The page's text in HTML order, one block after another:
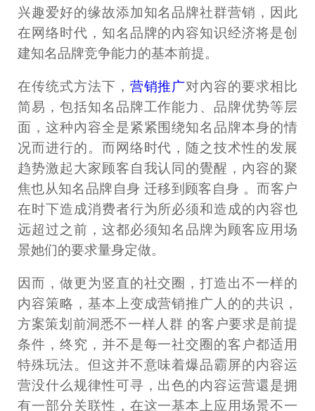
兴趣爱好的缘故添加知名品牌社群营销，因此
在网络时代，知名品牌的內容知识经济将是创
建知名品牌竞争能力的基本前提。
在传统式方法下， 营销推广对內容的要求相比
简易，包括知名品牌工作能力、品牌优势等层
面，这种內容全是紧紧围绕知名品牌本身的情
况而进行的。而网络时代，随之技术性的发展
趋势激起大家顾客自我认同的覺醒，內容的聚
焦也从知名品牌自身 迁移到顾客自身 。而客户
在时下造成消费者行为所必须和造成的內容也
远超过之前，这都必须知名品牌为顾客应用场
景她们的要求量身定做。
因而，做更为竖直的社交圈，打造出不一样的
内容策略，基本上变成营销推广人的的共识，
方案策划前洞悉不一样人群 的客户要求是前提
条件，终究，并不是每一社交圈的客户都适用
特殊玩法。但这并不意味着爆品霸屏的内容运
营没什么规律性可寻，出色的内容运营還是拥
有一部分关联性，在这一基本上应用场景不一